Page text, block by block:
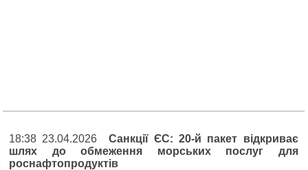
18:38 23.04.2026 Санкції ЄС: 20-й пакет відкриває
шлях до обмеження морських послуг для
роснафтопродуктів